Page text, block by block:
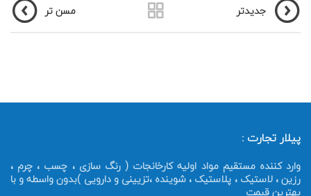
جدیدتر مسن تر
پیلار تجارت :
وارد کننده مستقیم مواد اولیه کارخانجات ( رنگ سازی ، چسب ، چرم ،
رزین ، لاستیک ، پلاستیک ، شوینده ،تزیینی و دارویی )بدون واسطه و با
بهترین قیمت